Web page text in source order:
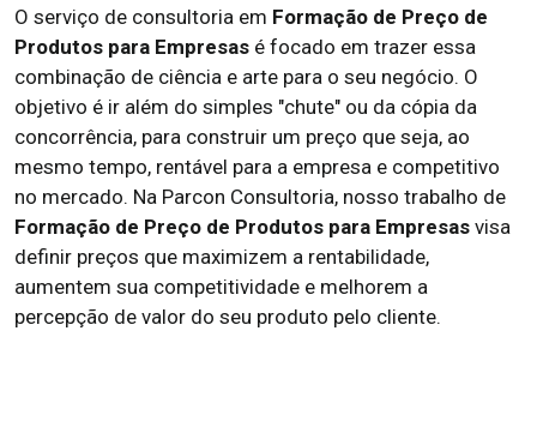
O serviço de consultoria em Formação de Preço de
Produtos para Empresas é focado em trazer essa
combinação de ciência e arte para o seu negócio. O
objetivo é ir além do simples "chute" ou da cópia da
concorrência, para construir um preço que seja, ao
mesmo tempo, rentável para a empresa e competitivo
no mercado. Na Parcon Consultoria, nosso trabalho de
Formação de Preço de Produtos para Empresas visa
definir preços que maximizem a rentabilidade,
aumentem sua competitividade e melhorem a
percepção de valor do seu produto pelo cliente.